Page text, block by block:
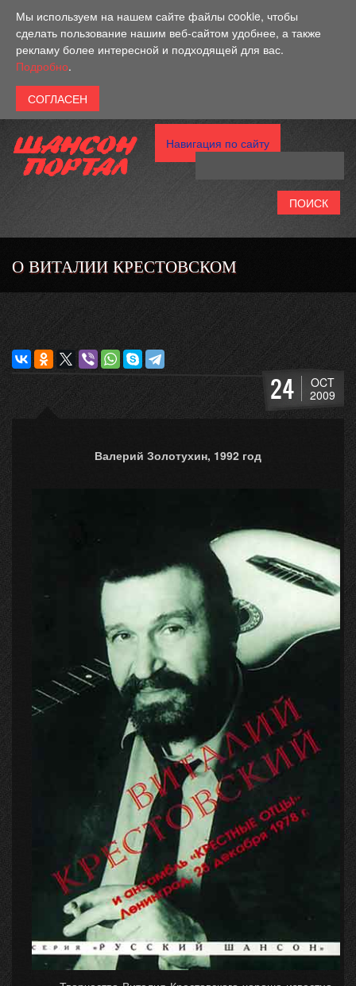
Мы используем на нашем сайте файлы cookie, чтобы
сделать пользование нашим веб-сайтом удобнее, а также
рекламу более интересной и подходящей для вас.
Подробно.
Навигация по сайту
О ВИТАЛИИ КРЕСТОВСКОМ
24
OCT
2009
Валерий Золотухин, 1992 год